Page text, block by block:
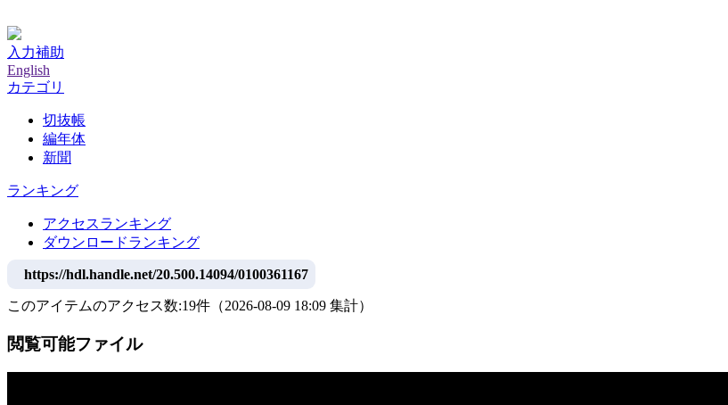
入力補助
English
カテゴリ
切抜帳
編年体
新聞
ランキング
アクセスランキング
ダウンロードランキング
https://hdl.handle.net/20.500.14094/0100361167
このアイテムのアクセス数:19件 （2026-08-09 18:09 集計）
閲覧可能ファイル